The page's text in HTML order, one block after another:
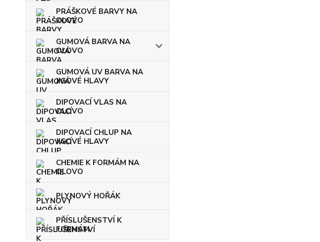
PRÁŠKOVÉ BARVY NA
OLOVO
GUMOVÁ BARVA NA
OLOVO
GUMOVÁ UV BARVA NA
JIGOVÉ HLAVY
DIPOVACÍ VLAS NA
OLOVO
DIPOVACÍ CHLUP NA
JIGOVÉ HLAVY
CHEMIE K FORMÁM NA
OLOVO
PLYNOVÝ HOŘÁK
PŘÍSLUŠENSTVÍ K
FORMÁM